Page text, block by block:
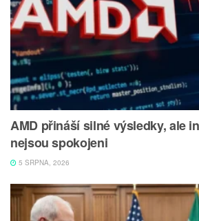
AMD přináší silné výsledky, ale
nejsou spokojeni
5 SRPNA, 2026